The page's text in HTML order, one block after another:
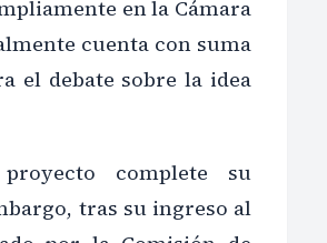
en la Cámara
cuenta con suma
el debate sobre la idea
complete su
tras su ingreso al